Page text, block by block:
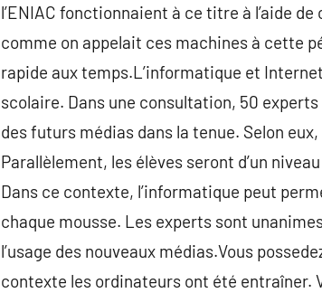
l’ENIAC fonctionnaient à ce titre à l’aide
comme on appelait ces machines à cette
rapide aux temps.L’informatique et
scolaire. Dans une consultation, 50
des futurs médias dans la tenue. Selon
Parallèlement, les élèves seront d’un
Dans ce contexte, l’informatique peut
chaque mousse. Les experts sont
l’usage des nouveaux médias.Vous
contexte les ordinateurs ont été entraîner.